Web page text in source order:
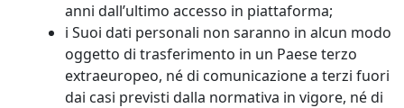
anni dall’ultimo accesso in piattaforma;
i Suoi dati personali non saranno in alcun modo
oggetto di trasferimento in un Paese terzo
extraeuropeo, né di comunicazione a terzi fuori
dai casi previsti dalla normativa in vigore, né di